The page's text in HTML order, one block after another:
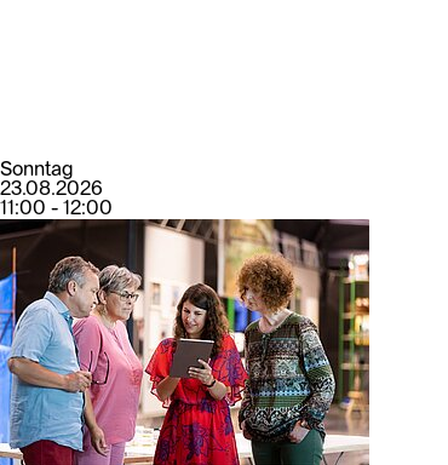
Sonntag
23.08.2026
11:00 - 12:00